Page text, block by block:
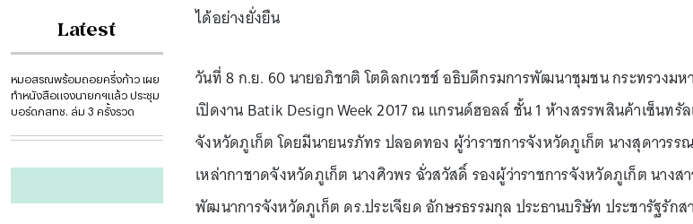
Latest
หมอสรณพร้อมถอยครึ่งก้าว เผย
ทำหนังสือแจงนายกฯแล้ว ประชุม
บอร์ดกสทช. ล่ม 3 ครั้งรวด
ได้อย่างยั่งยืน
วันที่ 8 ก.ย. 60 นายอภิชาติ โตดิลกเวชช์ อธิบดีกรมการพัฒนาชุมชน กระทรวงมห
เปิดงาน Batik Design Week 2017 ณ แกรนด์ฮอลล์ ชั้น 1 ห้างสรรพสินค้าเซ็นทรั
จังหวัดภูเก็ต โดยมีนายนรภัทร ปลอดทอง ผู้ว่าราชการจังหวัดภูเก็ต นางสุดาวร
เหล่ากาชาดจังหวัดภูเก็ต นางศิวพร ฉั่วสวัสดิ์ รองผู้ว่าราชการจังหวัดภูเก็ต นาง
พัฒนาการจังหวัดภูเก็ต ดร.ประเจียด อักษรธรรมกุล ประธานบริษัท ประชารัฐรัก